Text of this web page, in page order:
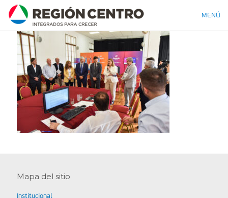
MENÚ
Mapa del sitio
Institucional